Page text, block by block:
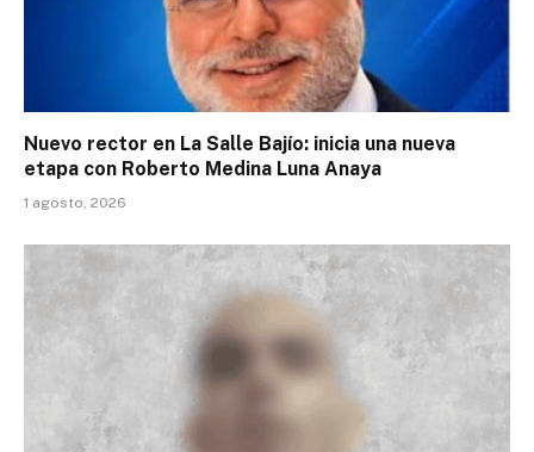
Nuevo rector en La Salle Bajío: inicia una nueva
etapa con Roberto Medina Luna Anaya
1 agosto, 2026